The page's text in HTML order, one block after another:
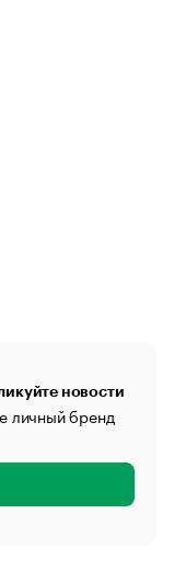
новости
личный бренд